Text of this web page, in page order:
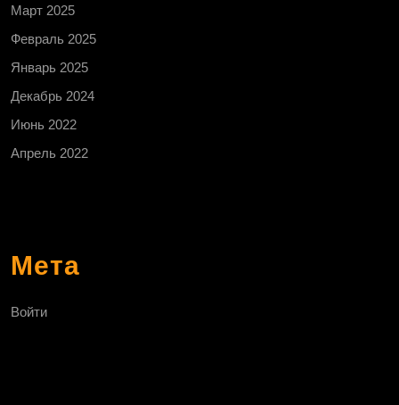
Март 2025
Февраль 2025
Январь 2025
Декабрь 2024
Июнь 2022
Апрель 2022
Мета
Войти